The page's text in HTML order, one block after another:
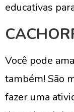
educativas
Você pode
também! São
fazer uma